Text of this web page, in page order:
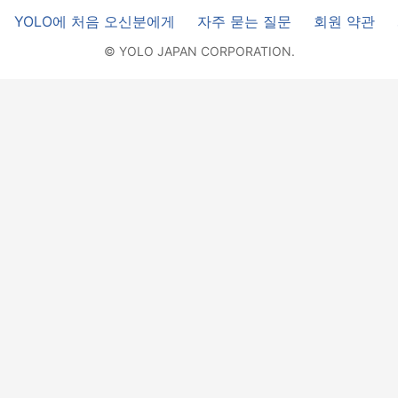
YOLO에 처음 오신분에게 자주 묻는 질문 회원 약관
© YOLO JAPAN CORPORATION.